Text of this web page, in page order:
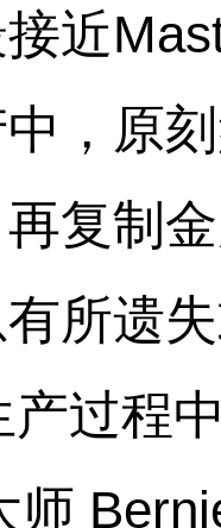
近
，原
复制
所遗
产过程
师